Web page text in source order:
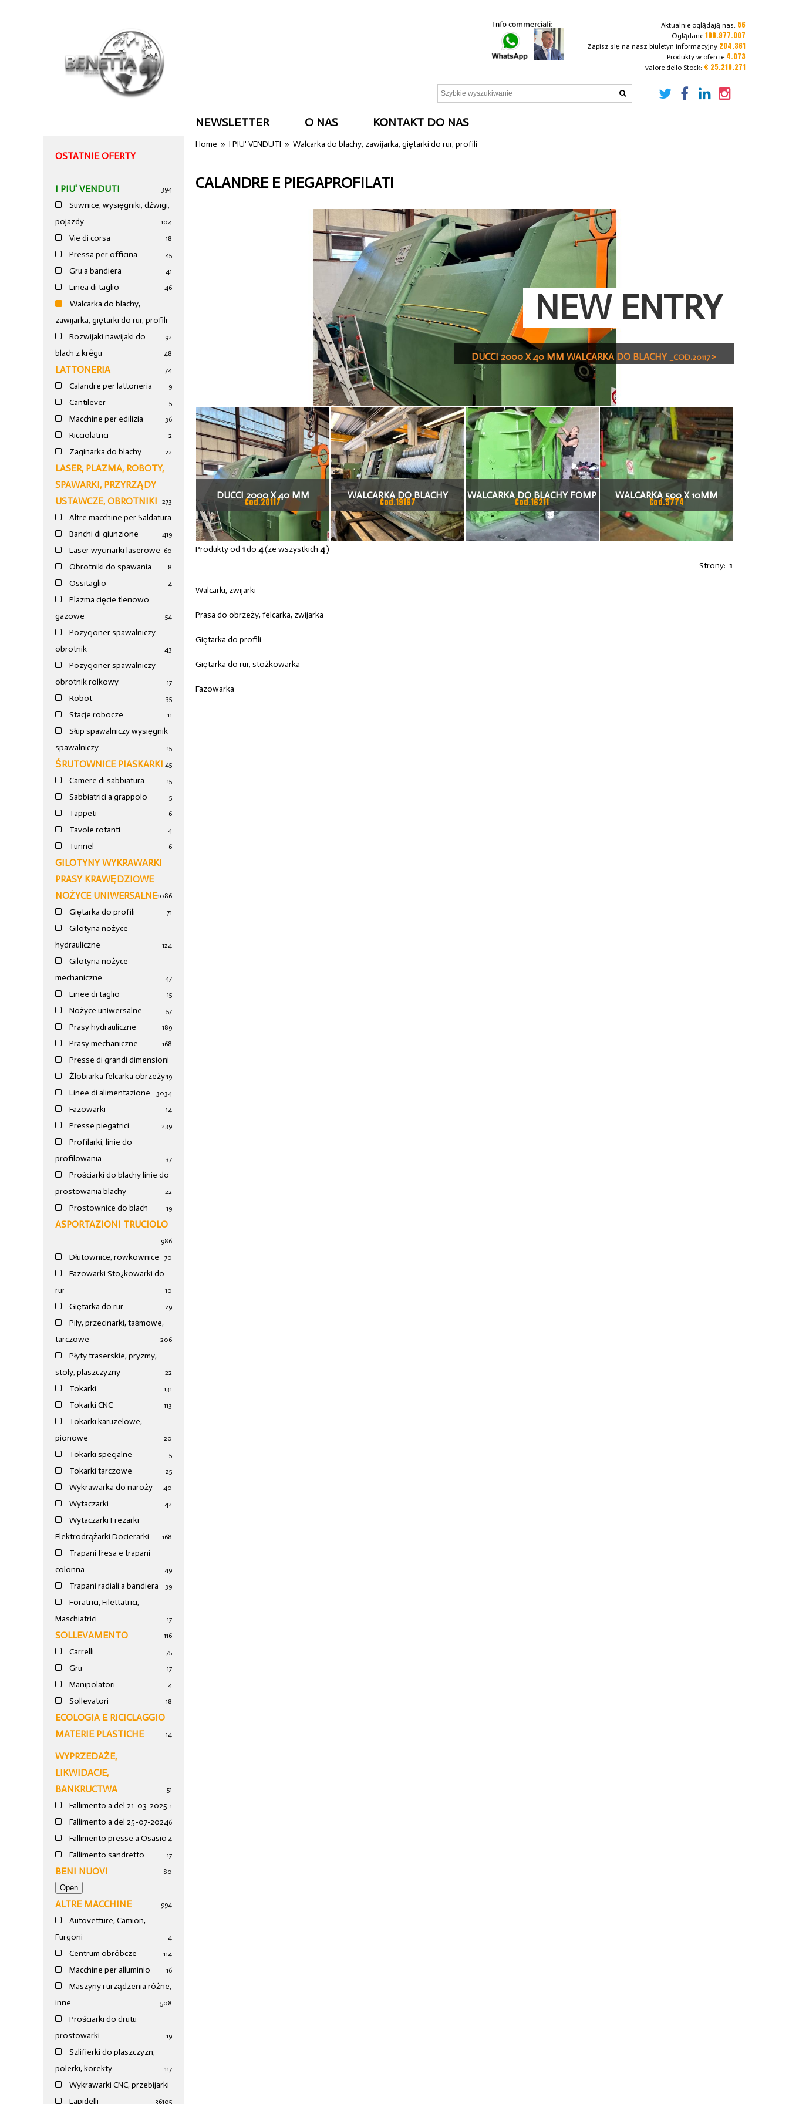
Aktualnie oglądają nas: 56
Oglądane 108.977.007
Zapisz się na nasz biuletyn informacyjny 204.361
Produkty w ofercie 4.073
valore dello Stock: € 25.210.271
NEWSLETTER O NAS KONTAKT DO NAS
OSTATNIE OFERTY
I PIU' VENDUTI 394
Suwnice, wysięgniki, dźwigi,
pojazdy
104
Vie di corsa 18
Pressa per officina 45
Gru a bandiera 41
Linea di taglio 46
Walcarka do blachy,
zawijarka, giętarki do rur, profili
92
Rozwijaki nawijaki do
blach z krêgu
48
LATTONERIA 74
Calandre per lattoneria 9
Cantilever 5
Macchine per edilizia 36
Ricciolatrici 2
Zaginarka do blachy 22
LASER, PLAZMA, ROBOTY,
SPAWARKI, PRZYRZĄDY
USTAWCZE, OBROTNIKI
273
Altre macchine per Saldatura
19
Banchi di giunzione 4
Laser wycinarki laserowe 60
Obrotniki do spawania 8
Ossitaglio 4
Plazma cięcie tlenowo
gazowe
54
Pozycjoner spawalniczy
obrotnik
43
Pozycjoner spawalniczy
obrotnik rolkowy
17
Robot 35
Stacje robocze 11
Słup spawalniczy wysięgnik
spawalniczy
15
ŚRUTOWNICE PIASKARKI 45
Camere di sabbiatura 15
Sabbiatrici a grappolo 5
Tappeti 6
Tavole rotanti 4
Tunnel 6
GILOTYNY WYKRAWARKI
PRASY KRAWĘDZIOWE
NOŻYCE UNIWERSALNE1086
Giętarka do profili 71
Gilotyna nożyce
hydrauliczne
124
Gilotyna nożyce
mechaniczne
47
Linee di taglio 15
Nożyce uniwersalne 57
Prasy hydrauliczne 189
Prasy mechaniczne 168
Presse di grandi dimensioni
19
Żłobiarka felcarka obrzeży
34
Linee di alimentazione 30
Fazowarki 14
Presse piegatrici 239
Profilarki, linie do
profilowania
37
Prościarki do blachy linie do
prostowania blachy
22
Prostownice do blach 19
ASPORTAZIONI TRUCIOLO
986
Dłutownice, rowkownice 70
Fazowarki Sto¿kowarki do
rur
10
Giętarka do rur 29
Piły, przecinarki, taśmowe,
tarczowe
206
Płyty traserskie, pryzmy,
stoły, płaszczyzny
22
Tokarki 131
Tokarki CNC 113
Tokarki karuzelowe,
pionowe
20
Tokarki specjalne 5
Tokarki tarczowe 25
Wykrawarka do naroży 40
Wytaczarki 42
Wytaczarki Frezarki
Elektrodrążarki Docierarki
168
Trapani fresa e trapani
colonna
49
Trapani radiali a bandiera 39
Foratrici, Filettatrici,
Maschiatrici
17
SOLLEVAMENTO 116
Carrelli 75
Gru 17
Manipolatori 4
Sollevatori 18
ECOLOGIA E RICICLAGGIO
MATERIE PLASTICHE
14
WYPRZEDAŻE,
LIKWIDACJE,
BANKRUCTWA
51
Fallimento a del 21-03-2025 1
Fallimento a del 25-07-20246
Fallimento presse a Osasio 4
Fallimento sandretto 17
BENI NUOVI 80
ALTRE MACCHINE 994
Autovetture, Camion,
Furgoni
4
Centrum obróbcze 114
Macchine per alluminio 16
Maszyny i urządzenia różne,
inne
508
Prościarki do drutu
prostowarki
19
Szlifierki do płaszczyzn,
polerki, korekty
117
Wykrawarki CNC, przebijarki
105
Lapidelli 36
Home »I PIU' VENDUTI »Walcarka do blachy, zawijarka, giętarki do rur, profili
CALANDRE E PIEGAPROFILATI
NEW ENTRY
DUCCI 2000 X 40 MM WALCARKA DO BLACHY _COD.20117>
DUCCI 2000 X 40 MM
WALCARKA DO BLACHY
Cod.20117
WALCARKA DO BLACHY
FALISTEJ SERTOM 1000 X
4/6MM
Cod.19167
WALCARKA DO BLACHY FOMP
2500 X 50 MM
Cod.16211
WALCARKA 500 X 10MM
Cod.5774
Produkty od1do4(ze wszystkich4)
Strony: 1
Walcarki, zwijarki
Prasa do obrzeży, felcarka, zwijarka
Giętarka do profili
Giętarka do rur, stożkowarka
Fazowarka